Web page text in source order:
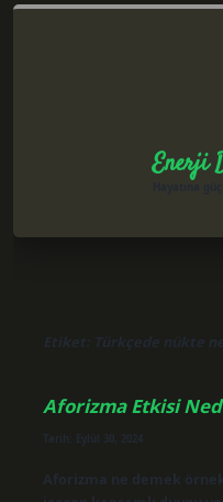
Enerji
Etiket: Türkçede nükte
Aforizma Etkisi
Tarih: Eylül 30, 2024
Aforizma ne demek